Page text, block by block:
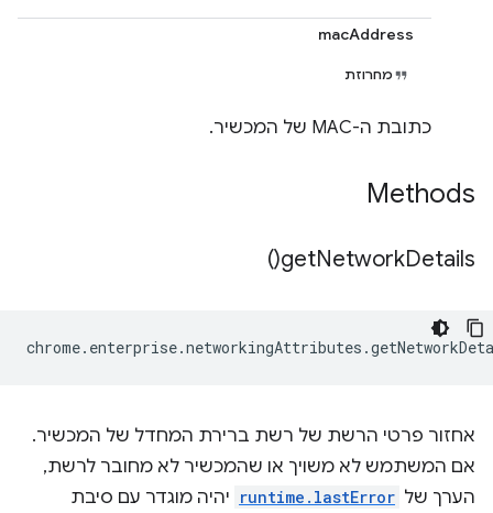
macAddress
מחרוזת
כתובת ה-MAC של המכשיר.
Methods
getNetworkDetails(
)
chrome. enterprise.networkingAttributes .
אחזור פרטי הרשת של רשת ברירת המחדל של המכשיר.
אם המשתמש לא משויך או שהמכשיר לא מחובר לרשת,
הערך של runtime.lastError יהיה מוגדר עם סיבת